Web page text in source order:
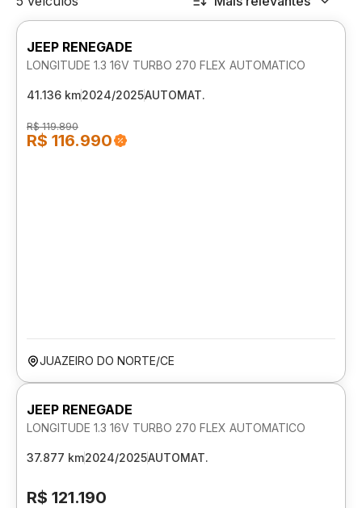
JEEP RENEGADE
LONGITUDE 1.3 16V TURBO 270 FLEX AUTOMATICO
41.136 km2024/2025AUTOMAT.
R$ 119.890
R$ 116.990
JUAZEIRO DO NORTE/CE
JEEP RENEGADE
LONGITUDE 1.3 16V TURBO 270 FLEX AUTOMATICO
37.877 km2024/2025AUTOMAT.
R$ 121.190